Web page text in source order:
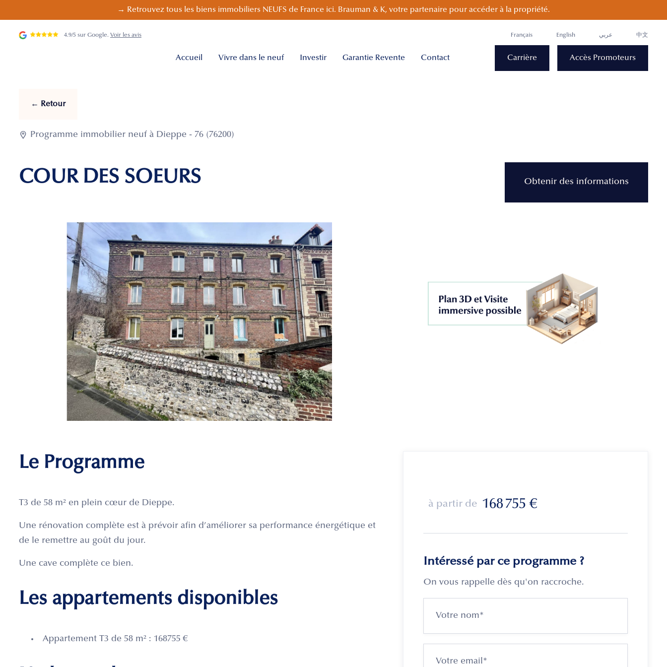
→ Retrouvez tous les biens immobiliers NEUFS de France ici. Brauman & K, votre partenaire pour accéder à la propriété.
4.9/5 sur Google. Voir les avis Français English عربي 中文
Accueil Vivre dans le neuf Investir Garantie Revente Contact Carrière Accès Promoteurs
← Retour
 Programme immobilier neuf à Dieppe - 76 (76200)
COUR DES SOEURS Obtenir des informations
Le Programme
T3 de 58 m² en plein cœur de Dieppe.
Une rénovation complète est à prévoir afin d’améliorer sa performance énergétique et
de le remettre au goût du jour.
Une cave complète ce bien.
Les appartements disponibles
Appartement T3 de 58 m² : 168755 €
à partir de 168 755 €
Intéressé par ce programme ?
On vous rappelle dès qu'on raccroche.